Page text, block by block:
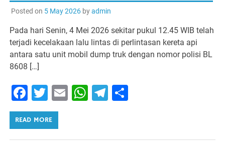
Posted on 5 May 2026byadmin
Pada hari Senin, 4 Mei 2026 sekitar pukul 12.45 WIB telah
terjadi kecelakaan lalu lintas di perlintasan kereta api
antara satu unit mobil dump truk dengan nomor polisi BL
8608 […]
Facebook
Twitter
EmailWhatsApp
Telegram
READ MORE